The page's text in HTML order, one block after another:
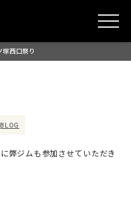
西口祭り
BLOG
弊ジムも参加させていただき